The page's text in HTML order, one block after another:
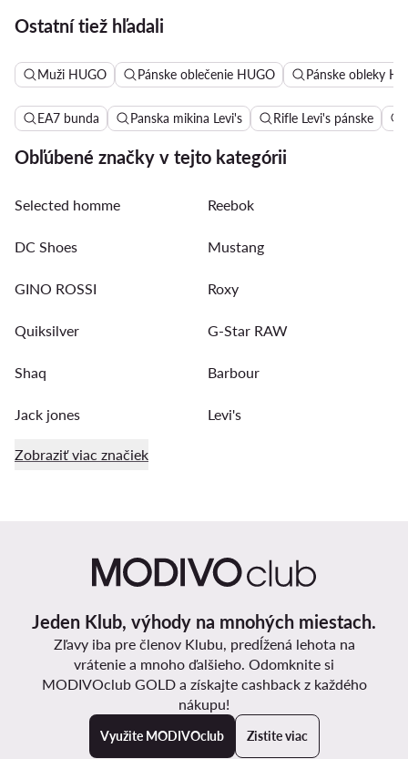
Ostatní tiež hľadali
Muži HUGO Pánske oblečenie HUGO Pánske obleky
EA7 bunda Panska mikina Levi's Rifle Levi's pánske
Obľúbené značky v tejto kategórii
Selected homme Reebok
DC Shoes Mustang
GINO ROSSI Roxy
Quiksilver G-Star RAW
Shaq Barbour
Jack jones Levi's
Zobraziť viac značiek
Jeden Klub, výhody na mnohých miestach.
Zľavy iba pre členov Klubu, predĺžená lehota na
vrátenie a mnoho ďalšieho. Odomknite si
MODIVOclub GOLD a získajte cashback z každého
nákupu!
Využite MODIVOclub Zistite viac